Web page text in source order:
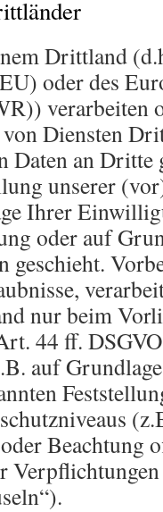
Drittland
oder des
verarbeiten
Diensten
an Dritte
unserer
Ihrer
oder auf
geschieht.
nur beim
44 ff.
auf
Beachtung
Verpflichtungen